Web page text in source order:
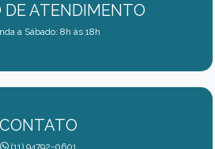
DE ATENDIMENTO
a Sábado: 8h às 18h
CONTATO